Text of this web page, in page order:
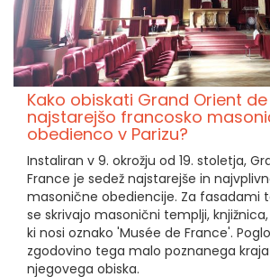
Kako obiskati Grand Orient de
najstarejšo francosko
obedienco v Parizu?
Instaliran v 9. okrožju od 19. stoletja,
France je sedež najstarejše in
masonične obediencije. Za fasadami
se skrivajo masonični templji,
ki nosi oznako 'Musée de France'.
zgodovino tega malo poznanega
njegovega obiska.